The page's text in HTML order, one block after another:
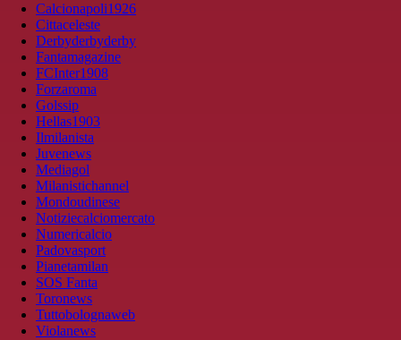
Calcionapoli1926
Cittaceleste
Derbyderbyderby
Fantamagazine
FCInter1908
Forzaroma
Golssip
Hellas1903
Ilmilanista
Juvenews
Mediagol
Milanistichannel
Mondoudinese
Notiziecalciomercato
Numericalcio
Padovasport
Pianetamilan
SOS Fanta
Toronews
Tuttobolognaweb
Violanews